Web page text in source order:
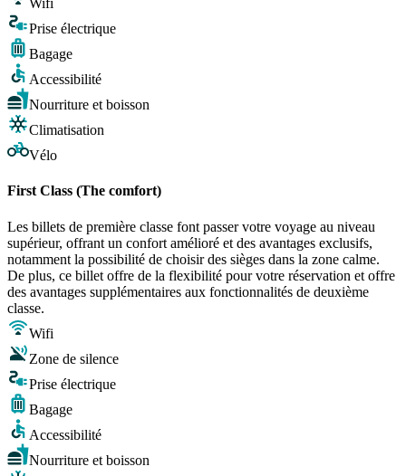
Wifi
Prise électrique
Bagage
Accessibilité
Nourriture et boisson
Climatisation
Vélo
First Class (The comfort)
Les billets de première classe font passer votre voyage au niveau
supérieur, offrant un confort amélioré et des avantages exclusifs,
notamment la possibilité de choisir des sièges dans la zone calme.
De plus, ce billet offre de la flexibilité pour votre réservation et offre
des avantages supplémentaires aux fonctionnalités de deuxième
classe.
Wifi
Zone de silence
Prise électrique
Bagage
Accessibilité
Nourriture et boisson